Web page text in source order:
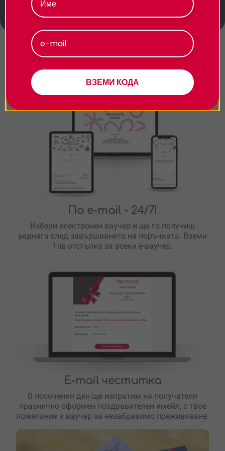
съгласие от родител.
Подарявай модерно
По e-mail - 24/7!
Избери електронен ваучер и ще го получиш
веднага след завършването на поръчката. Вземи
1лв отстъпка за всеки е-ваучер.
E-mail честитка
В посочения ден ще изпратим на получателя
празнично оформен поздравителен имейл, с твое
пожелание и ваучер за незабравимо преживяване.
ВЗЕМИ КОДА
Приемам